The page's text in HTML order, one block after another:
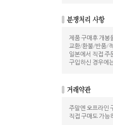
제품 구매후 개봉
교환/환불/반품/
일본에서 직접 주
구입하신 경우에
주말엔 오프라인
직접 구매도 가능